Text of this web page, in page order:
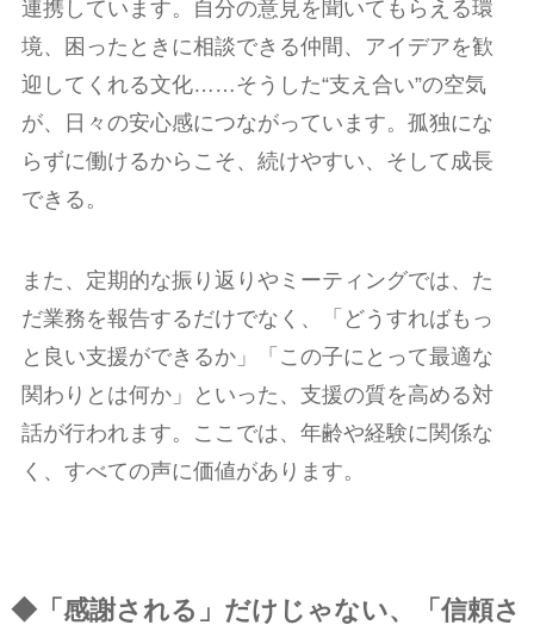
連携しています。自分の意見を聞いてもらえる環
境、困ったときに相談できる仲間、アイデアを歓
迎してくれる文化……そうした“支え合い”の空気
が、日々の安心感につながっています。孤独にな
らずに働けるからこそ、続けやすい、そして成長
できる。
また、定期的な振り返りやミーティングでは、た
だ業務を報告するだけでなく、「どうすればもっ
と良い支援ができるか」「この子にとって最適な
関わりとは何か」といった、支援の質を高める対
話が行われます。ここでは、年齢や経験に関係な
く、すべての声に価値があります。
◆「感謝される」だけじゃない、「信頼さ